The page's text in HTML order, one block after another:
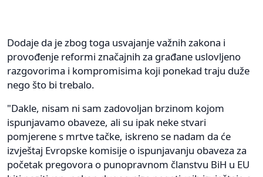
Dodaje da je zbog toga usvajanje važnih zakona i
provođenje reformi značajnih za građane uslovljeno
razgovorima i kompromisima koji ponekad traju duže
nego što bi trebalo.
"Dakle, nisam ni sam zadovoljan brzinom kojom
ispunjavamo obaveze, ali su ipak neke stvari
pomjerene s mrtve tačke, iskreno se nadam da će
izvještaj Evropske komisije o ispunjavanju obaveza za
početak pregovora o punopravnom članstvu BiH u EU